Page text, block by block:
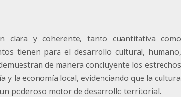
clara y coherente, tanto cuantitativa como
tienen para el desarrollo cultural, humano,
de manera concluyente los estrechos
y la economía local, evidenciando que la cultura
poderoso motor de desarrollo territorial.